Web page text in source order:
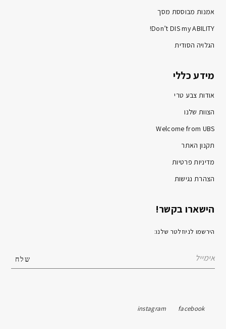
אמנות מבוססת מסך
Don’t DIS my ABILITY!
הגלויה הסודית
מידע כללי
אודות צבע טרי
הצוות שלנו
Welcome from UBS
תקנון האתר
מדיניות פרטיות
הצהרת נגישות
הישארו בקשר!
הירשמו לניוזלטר שלנו:
facebook
instagram